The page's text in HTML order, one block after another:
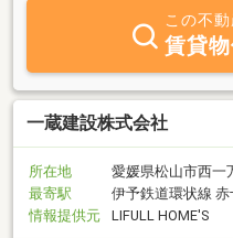
ありたいと考えています。
この不
賃貸
一蔵建設株式会社
所在地
愛媛県松山市西一
最寄駅
伊予鉄道環状線
情報提供元
LIFULL HOME'S